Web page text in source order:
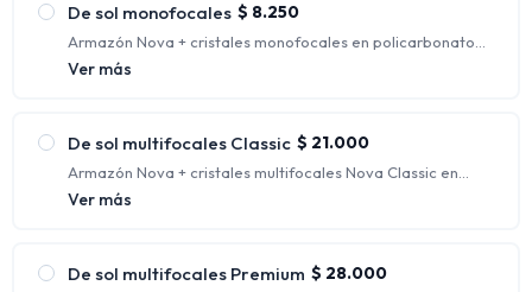
De sol monofocales $ 8.250
Armazón Nova + cristales monofocales en policarbonato
con protección UV. (Rango de graduaciones incluidas:
Ver más
De sol multifocales Classic $ 21.000
Armazón Nova + cristales multifocales Nova Classic en
policarbonato con protección UV.
Ver más
De sol multifocales Premium $ 28.000